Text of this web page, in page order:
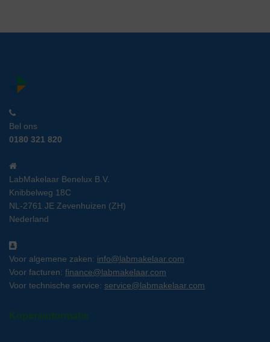
Bel ons
0180 321 820
LabMakelaar Benelux B.V.
Knibbelweg 18C
NL-2761 JE Zevenhuizen (ZH)
Nederland
Voor algemene zaken: info@labmakelaar.com
Voor facturen: finance@labmakelaar.com
Voor technische service: service@labmakelaar.com
Kopersinformatie